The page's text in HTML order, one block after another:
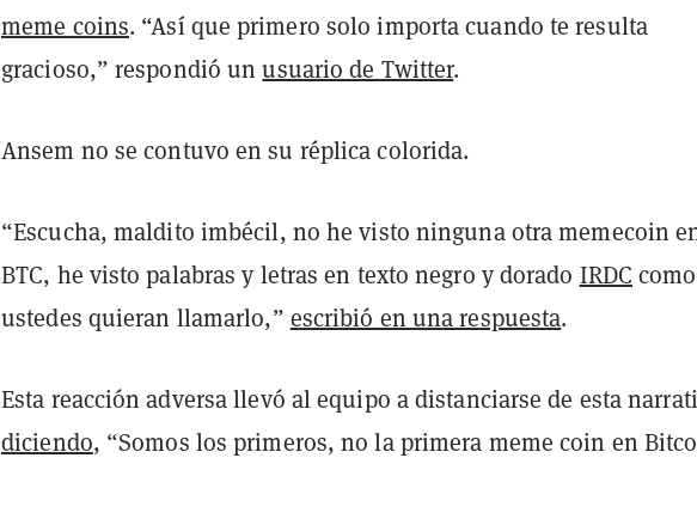
meme coins. “Así que primero solo importa cuando te resulta
gracioso,” respondió unusuario de Twitter.
Ansem no se contuvo en su réplica colorida.
“Escucha, maldito imbécil, no he visto ninguna otra memecoin
BTC, he visto palabras y letras en texto negro y dorado IRDC como
ustedes quieran llamarlo,” escribió en una respuesta.
Esta reacción adversa llevó al equipo a distanciarse de esta
diciendo, “Somos los primeros, no la primera meme coin en